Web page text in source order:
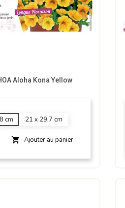
Aloha Kona Yellow
cm 21 x 29.7 cm
 Ajouter au panier